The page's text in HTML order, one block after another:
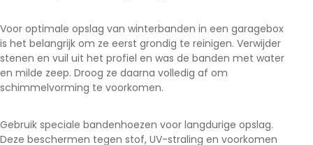
Voor optimale opslag van winterbanden in een garagebox
is het belangrijk om ze eerst grondig te reinigen. Verwijder
stenen en vuil uit het profiel en was de banden met water
en milde zeep. Droog ze daarna volledig af om
schimmelvorming te voorkomen.
Gebruik speciale bandenhoezen voor langdurige opslag.
Deze beschermen tegen stof, UV-straling en voorkomen